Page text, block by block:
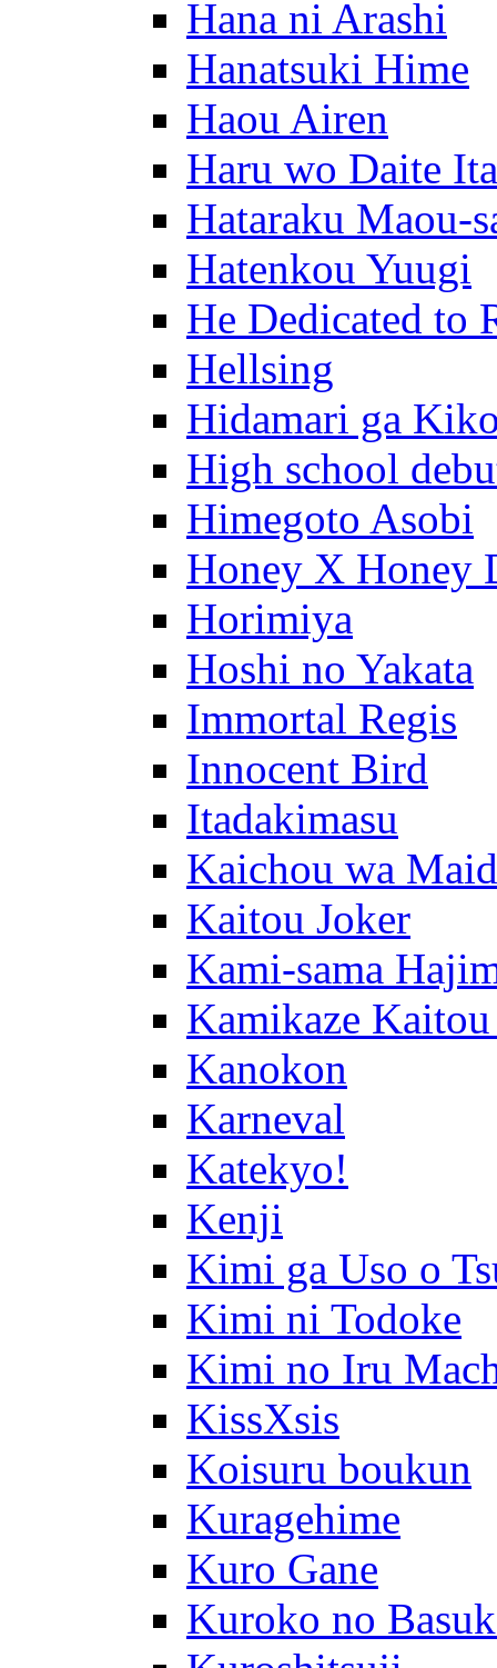
Hana ni Arashi
Hanatsuki Hime
Haou Airen
Haru wo Daite Ita
Hataraku Maou-
Hatenkou Yuugi
He Dedicated to
Hellsing
Hidamari ga
High school
Himegoto Asobi
Honey X Honey
Horimiya
Hoshi no Yakata
Immortal Regis
Innocent Bird
Itadakimasu
Kaichou wa
Kaitou Joker
Kami-sama
Kamikaze Kaitou
Kanokon
Karneval
Katekyo!
Kenji
Kimi ga Uso o
Kimi ni Todoke
Kimi no Iru
KissXsis
Koisuru boukun
Kuragehime
Kuro Gane
Kuroko no